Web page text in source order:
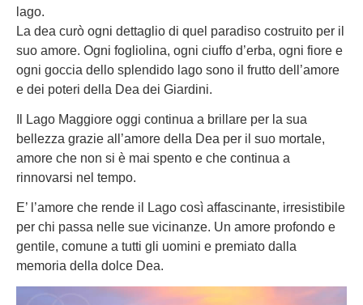
lago.
La dea curò ogni dettaglio di quel paradiso costruito per il
suo amore. Ogni fogliolina, ogni ciuffo d’erba, ogni fiore e
ogni goccia dello splendido lago sono il frutto dell’amore
e dei poteri della Dea dei Giardini.
Il Lago Maggiore oggi continua a brillare per la sua
bellezza grazie all’amore della Dea per il suo mortale,
amore che non si è mai spento e che continua a
rinnovarsi nel tempo.
E’ l’amore che rende il Lago così affascinante, irresistibile
per chi passa nelle sue vicinanze. Un amore profondo e
gentile, comune a tutti gli uomini e premiato dalla
memoria della dolce Dea.